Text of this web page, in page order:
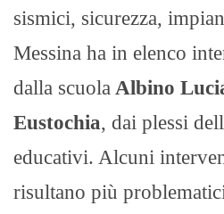
sismici, sicurezza,
Messina ha in elenco
dalla scuola Albino
Eustochia, dai plessi
educativi. Alcuni
risultano più